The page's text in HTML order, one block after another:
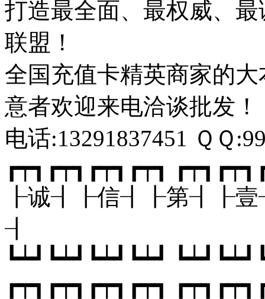
打造最全面、最权威、
联盟！
全国充值卡精英商家的
意者欢迎来电洽谈批发！
电话:13291837451 ＱＱ
┏┯┓┏┯┓┏┯┓┏┯┓
┠诚┨┠信┨┠第┨┠
┨
┗┷┛┗┷┛┗┷┛┗┷┛
┏┯┓┏┯┓┏┯┓┏┯┓